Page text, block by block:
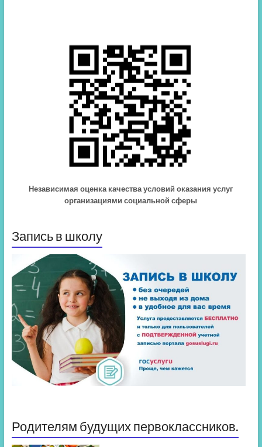
Независимая оценка качества условий оказания услуг
организациями социальной сферы
Запись в школу
Родителям будущих первоклассников.